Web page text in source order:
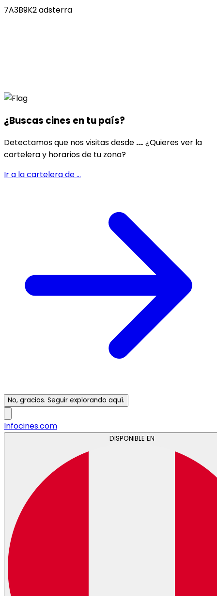
7A3B9K2 adsterra
¿Buscas cines entu país?
Detectamos que nos visitas desde .... ¿Quieres ver la
cartelera y horarios de tu zona?
Ir a la cartelera de...
No, gracias. Seguir explorando aquí.
Infocines.com
DISPONIBLE EN